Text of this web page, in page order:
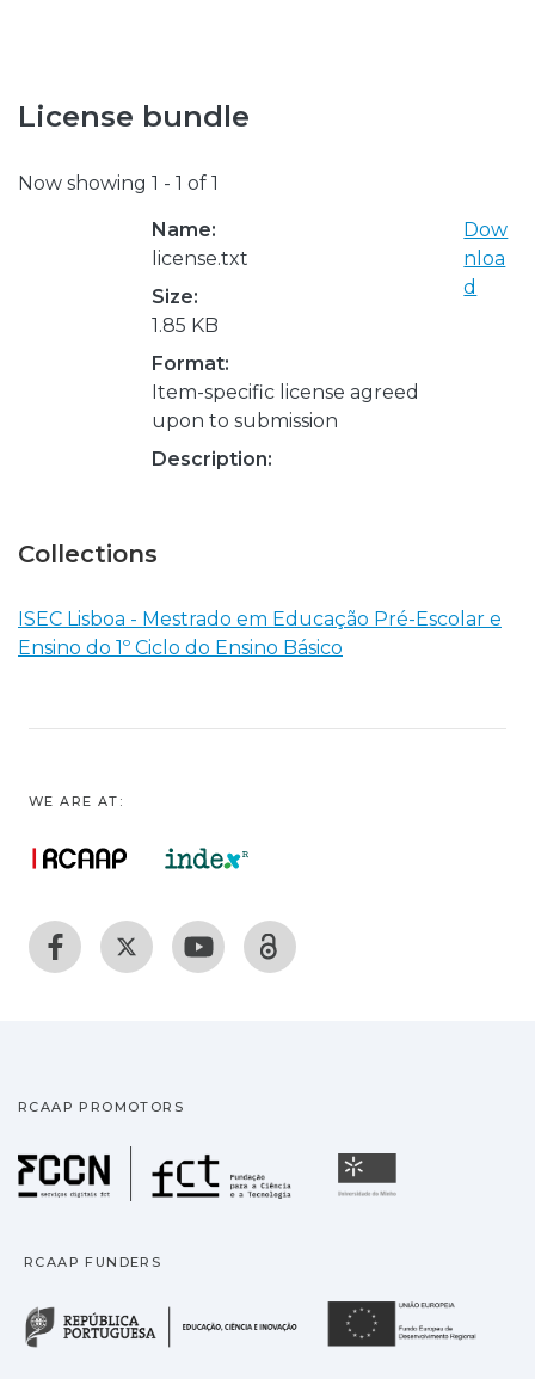
License bundle
Now showing 1 - 1 of 1
Name:
license.txt
Size:
1.85 KB
Format:
Item-specific license agreed
upon to submission
Description:
Dow
nloa
d
Collections
ISEC Lisboa - Mestrado em Educação Pré-Escolar e
Ensino do 1º Ciclo do Ensino Básico
WE ARE AT:
RCAAP PROMOTORS
Fundação para a
RCAAP FUNDERS
República Portuguesa